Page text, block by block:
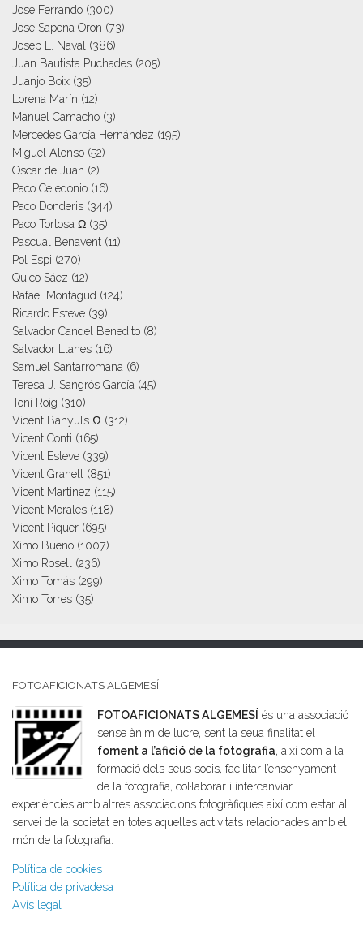
Jose Ferrando (300)
Jose Sapena Oron (73)
Josep E. Naval
(386)
Juan Bautista Puchades (205)
Juanjo Boix (35)
Lorena Marín (12)
Manuel Camacho (3)
Mercedes García Hernández (195)
Miguel Alonso (52)
Oscar de Juan (2)
Paco Celedonio (16)
Paco Donderis (344)
Paco Tortosa Ω (35)
Pascual Benavent (11)
Pol Espi (270)
Quico Sáez (12)
Rafael Montagud (124)
Ricardo Esteve (39)
Salvador Candel Benedito (8)
Salvador Llanes (16)
Samuel Santarromana (6)
Teresa J. Sangrós García (45)
Toni Roig (310)
Vicent Banyuls Ω (312)
Vicent Conti (165)
Vicent Esteve (339)
Vicent Granell
(851)
Vicent Martinez (115)
Vicent Morales (118)
Vicent Piquer (695)
Ximo Bueno (1007)
Ximo Rosell
(236)
Ximo Tomás (299)
Ximo Torres (35)
FOTOAFICIONATS ALGEMESÍ
FOTOAFICIONATS ALGEMESÍ és una associació
sense ànim de lucre, sent la seua finalitat el
foment a l’afició de la fotografia, així com a la
formació dels seus socis, facilitar l’ensenyament
de la fotografia, col·laborar i intercanviar
experiències amb altres associacions fotogràfiques així com estar al
servei de la societat en totes aquelles activitats relacionades amb el
món de la fotografia.
Política de cookies
Política de privadesa
Avís legal